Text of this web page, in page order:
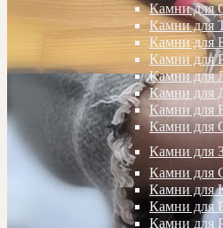
Камни для
Камни для
Камни для
Камни для
Камни для
Камни для
Камни для
Камни для
Камни для
Камни для
Камни для
Камни для
Камни для